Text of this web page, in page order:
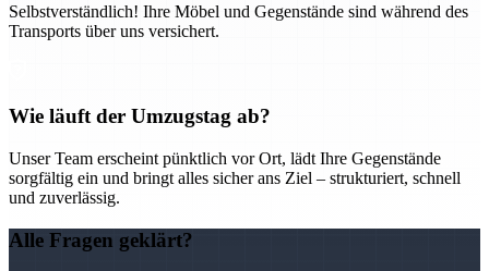
Selbstverständlich! Ihre Möbel und Gegenstände sind während des
Transports über uns versichert.
Wie läuft der Umzugstag ab?
Unser Team erscheint pünktlich vor Ort, lädt Ihre Gegenstände
sorgfältig ein und bringt alles sicher ans Ziel – strukturiert, schnell
und zuverlässig.
Alle Fragen geklärt?